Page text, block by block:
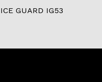
ICE GUARD IG53